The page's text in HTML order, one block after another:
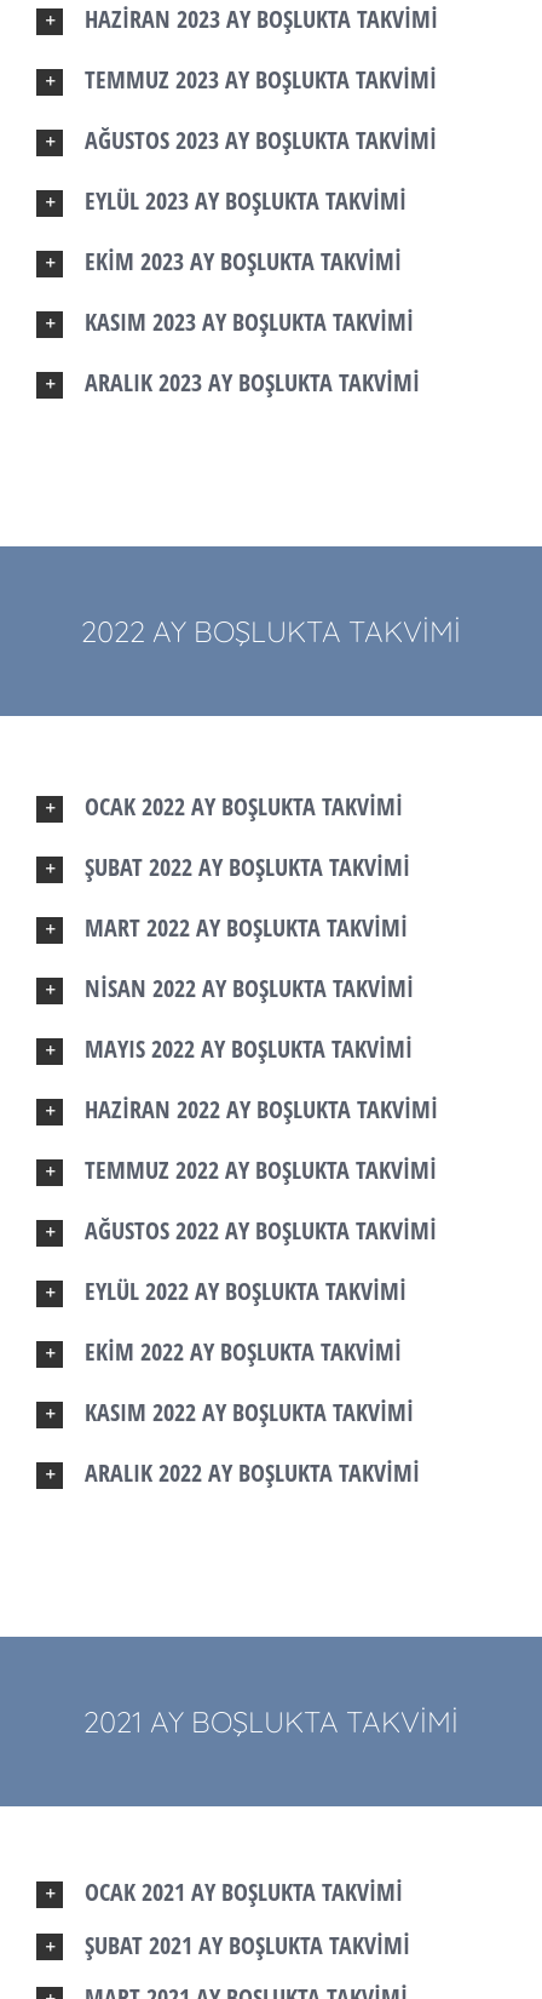
HAZİRAN 2023 AY BOŞLUKTA TAKVİMİ
TEMMUZ 2023 AY BOŞLUKTA TAKVİMİ
AĞUSTOS 2023 AY BOŞLUKTA TAKVİMİ
EYLÜL 2023 AY BOŞLUKTA TAKVİMİ
EKİM 2023 AY BOŞLUKTA TAKVİMİ
KASIM 2023 AY BOŞLUKTA TAKVİMİ
ARALIK 2023 AY BOŞLUKTA TAKVİMİ
2022 AY BOŞLUKTA TAKVİMİ
OCAK 2022 AY BOŞLUKTA TAKVİMİ
ŞUBAT 2022 AY BOŞLUKTA TAKVİMİ
MART 2022 AY BOŞLUKTA TAKVİMİ
NİSAN 2022 AY BOŞLUKTA TAKVİMİ
MAYIS 2022 AY BOŞLUKTA TAKVİMİ
HAZİRAN 2022 AY BOŞLUKTA TAKVİMİ
TEMMUZ 2022 AY BOŞLUKTA TAKVİMİ
AĞUSTOS 2022 AY BOŞLUKTA TAKVİMİ
EYLÜL 2022 AY BOŞLUKTA TAKVİMİ
EKİM 2022 AY BOŞLUKTA TAKVİMİ
KASIM 2022 AY BOŞLUKTA TAKVİMİ
ARALIK 2022 AY BOŞLUKTA TAKVİMİ
2021 AY BOŞLUKTA TAKVİMİ
OCAK 2021 AY BOŞLUKTA TAKVİMİ
ŞUBAT 2021 AY BOŞLUKTA TAKVİMİ